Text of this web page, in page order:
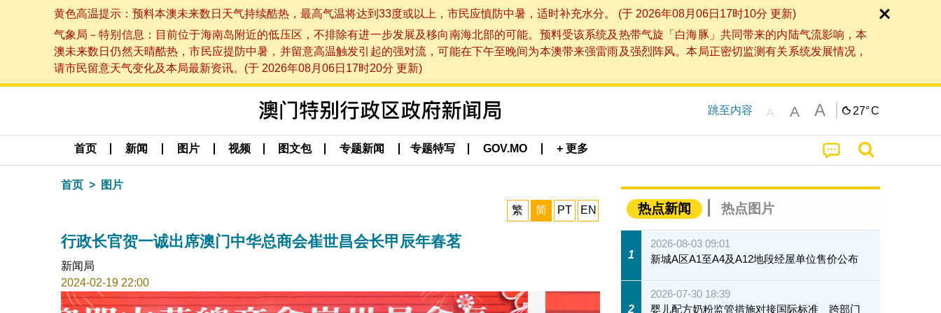
黄色高温提示：预料本澳未来数日天气持续酷热，最高气温将达到33度或以上，市民应慎防中暑，适时补充水分。 (于 2026年08月06日17时10分 更新)
气象局－特别信息：目前位于海南岛附近的低压区，不排除有进一步发展及移向南海北部的可能。预料受该系统及热带气旋「白海豚」共同带来的内陆气流影响，本
澳未来数日仍然天晴酷热，市民应提防中暑，并留意高温触发引起的强对流，可能在下午至晚间为本澳带来强雷雨及强烈阵风。本局正密切监测有关系统发展情况，
请市民留意天气变化及本局最新资讯。(于 2026年08月06日17时20分 更新)
跳至内容 A A A 27°C
首页 新闻 图片 视频 图文包 专题新闻 专题特写 GOV.MO + 更多
首页 图片
繁 简 PT EN
行政长官贺一诚出席澳门中华总商会崔世昌会长甲辰年春茗
新闻局
2024-02-19 22:00
热点新闻 热点图片
1
2026-08-03 09:01
新城A区A1至A4及A12地段经屋单位售价公布
2
2026-07-30 18:39
婴儿配方奶粉监管措施对接国际标准 跨部门